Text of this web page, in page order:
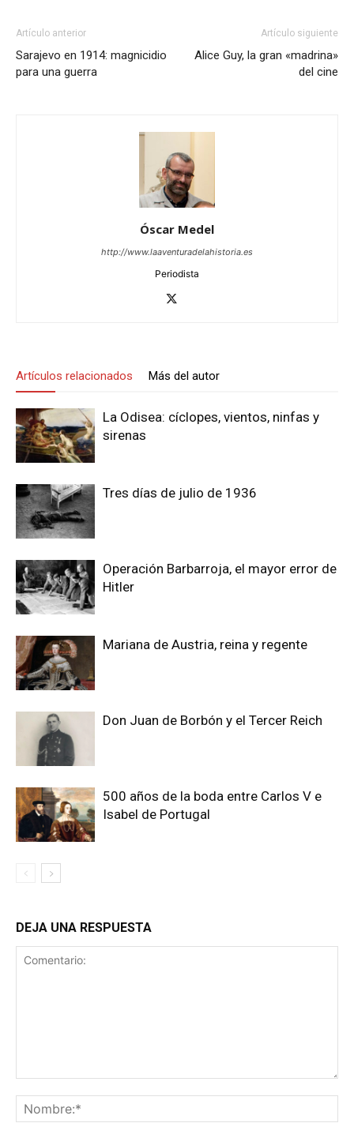
Artículo anterior
Sarajevo en 1914: magnicidio
para una guerra
Artículo siguiente
Alice Guy, la gran «madrina»
del cine
Óscar Medel
http://www.laaventuradelahistoria.es
Periodista
Artículos relacionados Más del autor
La Odisea: cíclopes, vientos, ninfas y
sirenas
Tres días de julio de 1936
Operación Barbarroja, el mayor error de
Hitler
Mariana de Austria, reina y regente
Don Juan de Borbón y el Tercer Reich
500 años de la boda entre Carlos V e
Isabel de Portugal
DEJA UNA RESPUESTA